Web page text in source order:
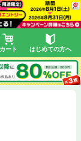
カート はじめての方へ